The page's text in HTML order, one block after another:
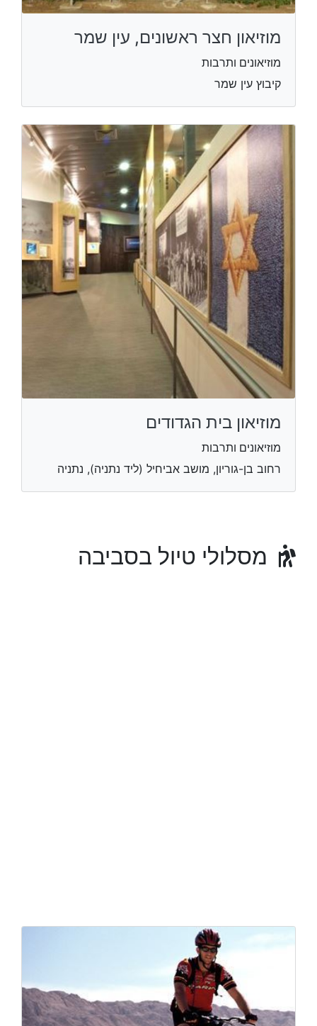
מוזיאון חצר ראשונים, עין שמר
מוזיאונים ותרבות
קיבוץ עין שמר
מוזיאון בית הגדודים
מוזיאונים ותרבות
רחוב בן-גוריון, מושב אביחיל (ליד נתניה), נתניה
מסלולי טיול בסביבה